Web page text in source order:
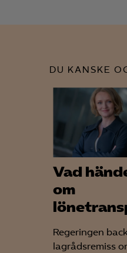
DU KANSKE
Vad
om
Regeringen
lagrådsremiss